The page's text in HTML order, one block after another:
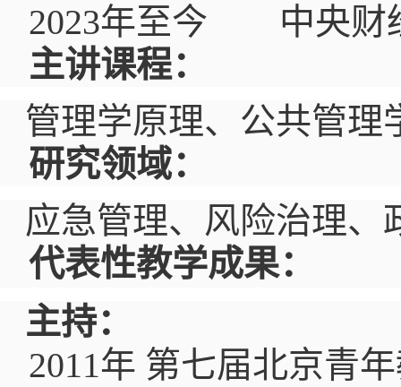
2023年至今 中央财经
主讲课程：
管理学原理、公共管理
研究领域：
应急管理、风险治理、
代表性教学成果：
主持：
2011年 第七届北京青